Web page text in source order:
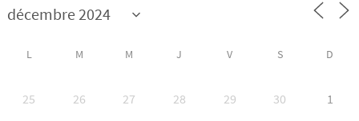
L M M J V S D
25 26 27 28 29 30 1